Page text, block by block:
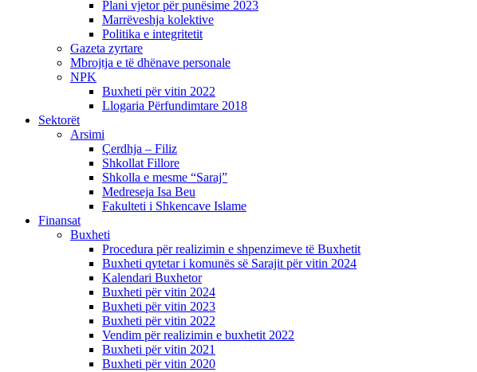
Plani vjetor për punësime 2023
Marrëveshja kolektive
Politika e integritetit
Gazeta zyrtare
Mbrojtja e të dhënave personale
NPK
Buxheti për vitin 2022
Llogaria Përfundimtare 2018
Sektorët
Arsimi
Çerdhja – Filiz
Shkollat Fillore
Shkolla e mesme “Saraj”
Medreseja Isa Beu
Fakulteti i Shkencave Islame
Finansat
Buxheti
Procedura për realizimin e shpenzimeve të Buxhetit
Buxheti qytetar i komunës së Sarajit për vitin 2024
Kalendari Buxhetor
Buxheti për vitin 2024
Buxheti për vitin 2023
Buxheti për vitin 2022
Vendim për realizimin e buxhetit 2022
Buxheti për vitin 2021
Buxheti për vitin 2020